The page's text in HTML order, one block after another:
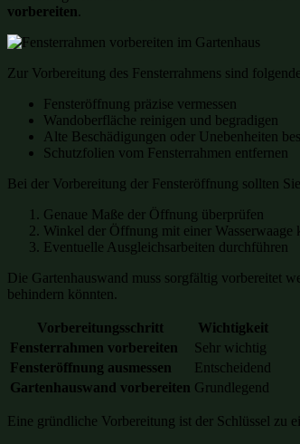
vorbereiten.
Zur Vorbereitung des Fensterrahmens sind
Fensteröffnung präzise vermessen
Wandoberfläche reinigen und begradigen
Alte Beschädigungen oder Unebenheiten
Schutzfolien vom Fensterrahmen entfernen
Bei der Vorbereitung der Fensteröffnung sollten
Genaue Maße der Öffnung überprüfen
Winkel der Öffnung mit einer Wasserwaage
Eventuelle Ausgleichsarbeiten durchführen
Die Gartenhauswand muss sorgfältig vorbereitet
behindern könnten.
Vorbereitungsschritt
Wichtigkeit
Fensterrahmen vorbereiten
Sehr wichtig
Fensteröffnung ausmessen
Entscheidend
Gartenhauswand vorbereiten Grundlegend
Eine gründliche Vorbereitung ist der Schlüssel zu